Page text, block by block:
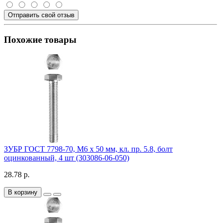
Отправить свой отзыв
Похожие товары
ЗУБР ГОСТ 7798-70, M6 x 50 мм, кл. пр. 5.8, болт
оцинкованный, 4 шт (303086-06-050)
28.78 р.
В корзину